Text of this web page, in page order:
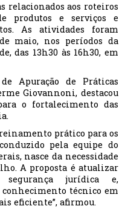
relacionados aos roteiros
produtos e serviços e
As atividades foram
maio, nos períodos da
das 13h30 às 16h30, em
Apuração de Práticas
Giovannoni, destacou
o fortalecimento das
prático para os
pela equipe do
nasce da necessidade
A proposta é atualizar
segurança jurídica e,
técnico em
eficiente”, afirmou.